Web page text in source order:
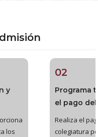
y
los
02
Programa
el pago
Realiza el
colegiatura